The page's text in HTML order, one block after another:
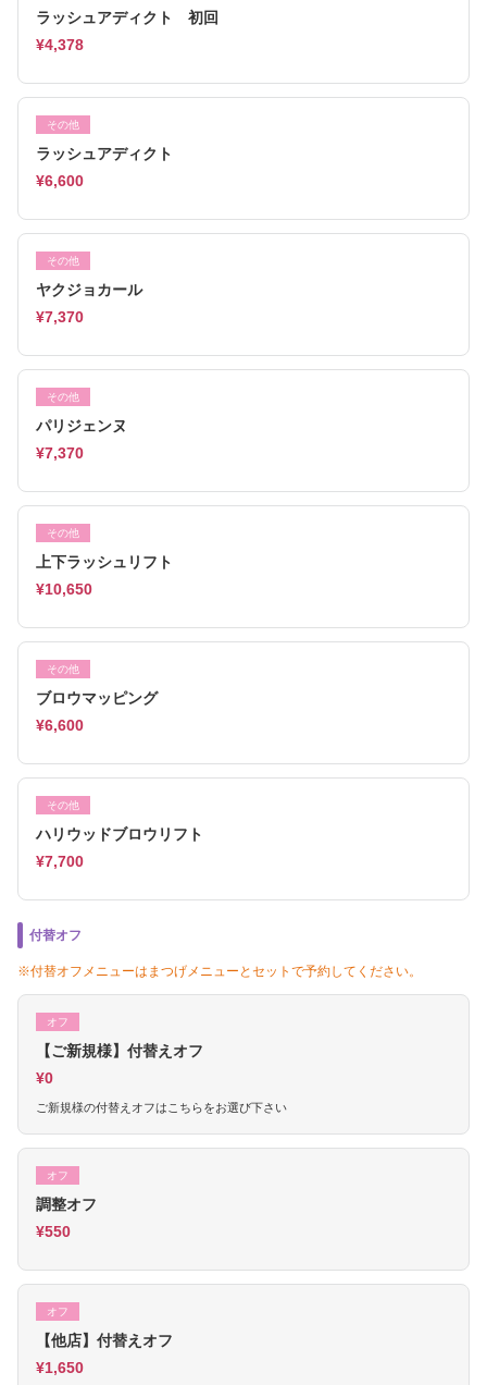
ラッシュアディクト 初回
¥4,378
その他
ラッシュアディクト
¥6,600
その他
ヤクジョカール
¥7,370
その他
パリジェンヌ
¥7,370
その他
上下ラッシュリフト
¥10,650
その他
ブロウマッピング
¥6,600
その他
ハリウッドブロウリフト
¥7,700
付替オフ
※付替オフメニューはまつげメニューとセットで予約してください。
オフ
【ご新規様】付替えオフ
¥0
ご新規様の付替えオフはこちらをお選び下さい
オフ
調整オフ
¥550
オフ
【他店】付替えオフ
¥1,650